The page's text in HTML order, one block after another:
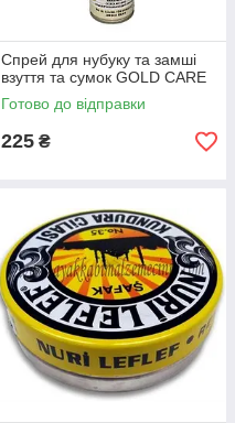
Спрей для нубуку та замші
взуття та сумок GOLD CARE
Готово до відправки
225 ₴